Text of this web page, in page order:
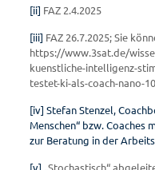
[ii] FAZ 2.4.2025
[iii] FAZ 26.7.2025; Sie
https://www.3sat.de/
kuenstliche-intelligenz-
testet-ki-als-coach-nano-
[iv] Stefan Stenzel,
Menschen“ bzw. Coaches
zur Beratung in der
[v] „Stochastisch“